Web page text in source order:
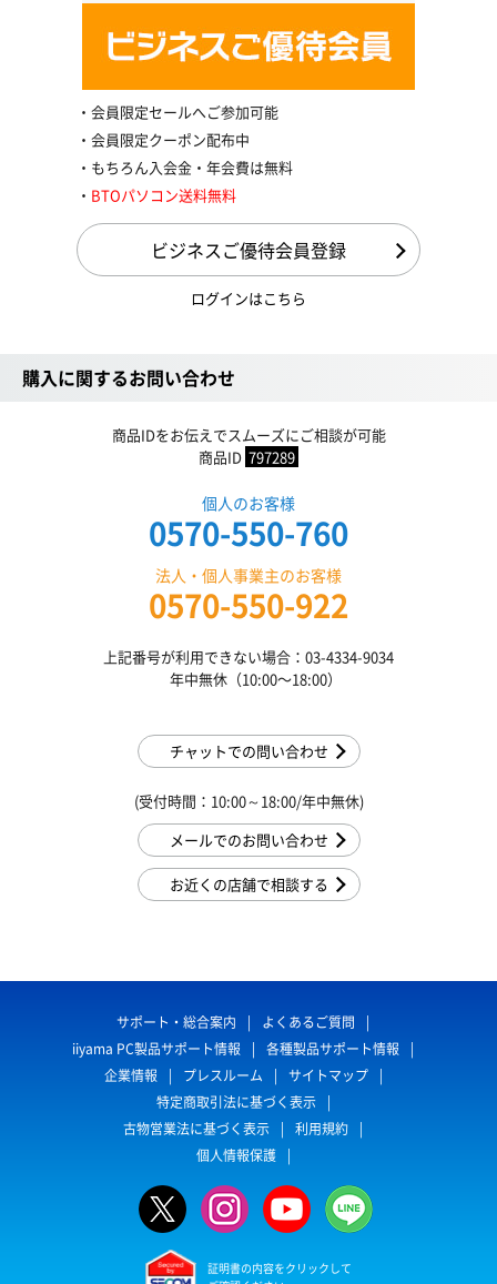
会員限定セールへご参加可能
会員限定クーポン配布中
もちろん入会金・年会費は無料
BTOパソコン送料無料
ビジネスご優待会員登録
ログインはこちら
購入に関するお問い合わせ
商品IDをお伝えでスムーズにご相談が可能
商品ID 797289
個人のお客様
0570-550-760
法人・個人事業主のお客様
0570-550-922
上記番号が利用できない場合：03-4334-9034
年中無休（10:00〜18:00）
チャットでの問い合わせ
(受付時間：10:00～18:00/年中無休)
メールでのお問い合わせ
お近くの店舗で相談する
サポート・総合案内
よくあるご質問
iiyama PC製品サポート情報
各種製品サポート情報
企業情報
プレスルーム
サイトマップ
特定商取引法に基づく表示
古物営業法に基づく表示
利用規約
個人情報保護
証明書の内容をクリックして